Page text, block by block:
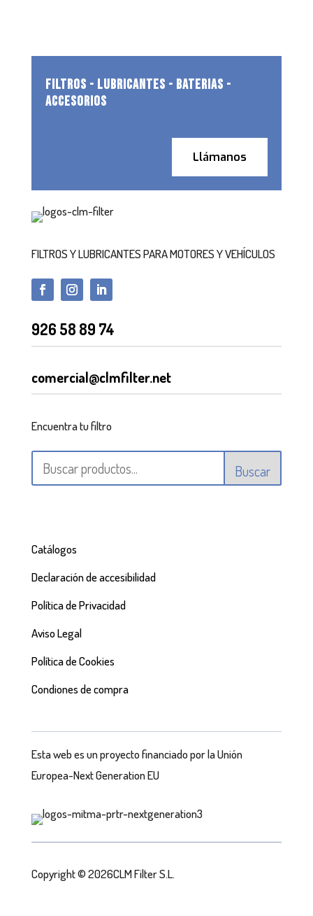
FILTROS - LUBRICANTES - BATERIAS -
ACCESORIOS
Llámanos
FILTROS Y LUBRICANTES PARA MOTORES Y VEHÍCULOS
926 58 89 74
comercial@clmfilter.net
Encuentra tu filtro
Buscar
Catálogos
Declaración de accesibilidad
Política de Privacidad
Aviso Legal
Política de Cookies
Condiones de compra
Esta web es un proyecto financiado por la Unión
Europea-Next Generation EU
Copyright © 2026CLM Filter S.L.